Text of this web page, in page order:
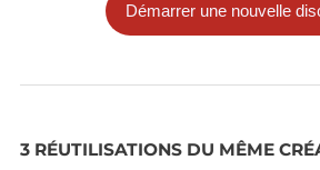
Démarrer une nouvelle
3 RÉUTILISATIONS DU MÊME